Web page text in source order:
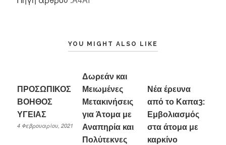
YOU MIGHT ALSO LIKE
ΠΡΟΣΩΠΙΚΟΣ
ΒΟΗΘΟΣ
ΥΓΕΙΑΣ
4 Φεβρουαρίου, 2021
Δωρεάν και
Μειωμένες
Μετακινήσεις
για Άτομα με
Αναπηρία και
Πολύτεκνες
Νέα έρευνα
από το Καπα3:
Εμβολιασμός
στα άτομα με
καρκίνο